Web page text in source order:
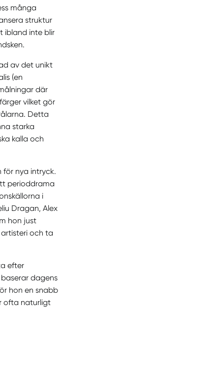
många
struktur
ibland inte blir
av det unikt
(en
där
vilket gör
Detta
starka
kalla och
nya intryck.
perioddrama
i
Dragan, Alex
hon just
och ta
efter
dagens
hon en snabb
ofta naturligt